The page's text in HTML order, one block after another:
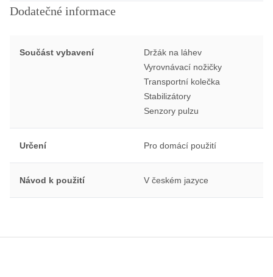
Dodatečné informace
Součást vybavení
Držák na láhev
Vyrovnávací nožičky
Transportní kolečka
Stabilizátory
Senzory pulzu
Určení Pro domácí použití
Návod k použití V českém jazyce